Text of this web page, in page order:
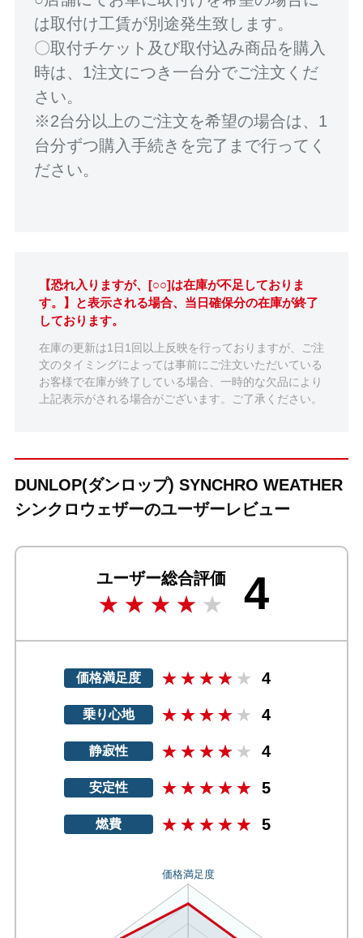
は取付け工賃が別途発生致します。
〇取付チケット及び取付込み商品を購入
時は、1注文につき一台分でご注文くだ
さい。
※2台分以上のご注文を希望の場合は、1
台分ずつ購入手続きを完了まで行ってく
ださい。
【恐れ入りますが、[○○]は在庫が不足しておりま
す。】と表示される場合、当日確保分の在庫が終了
しております。
在庫の更新は1日1回以上反映を行っておりますが、ご注
文のタイミングによっては事前にご注文いただいている
お客様で在庫が終了している場合、一時的な欠品により
上記表示がされる場合がございます。ご了承ください。
DUNLOP(ダンロップ) SYNCHRO WEATHER
シンクロウェザーのユーザーレビュー
ユーザー総合評価 4
価格満足度 4
乗り心地 4
静寂性 4
安定性 5
燃費 5